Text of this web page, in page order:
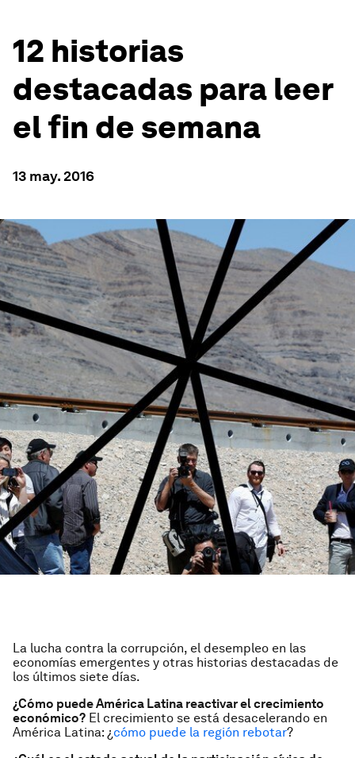
12 historias
destacadas para leer
el fin de semana
13 may. 2016
La lucha contra la corrupción, el desempleo en las
economías emergentes y otras historias destacadas de
los últimos siete días.
¿Cómo puede América Latina reactivar el crecimiento
económico? El crecimiento se está desacelerando en
América Latina: ¿ cómo puede la región rebotar?